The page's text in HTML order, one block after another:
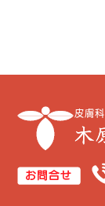
皮膚